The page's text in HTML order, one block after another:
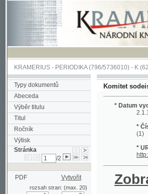
KRAMERIUS-PERIODIKA(796/5736010) -K(62/
Typy dokumentů
Abeceda
Výběr titulu
Titul
Ročník
Výtisk
Stránka
PDF Vytvořit
rozsah stran: (max. 20)
Komitet
* Datum vydání
2.1.1944
* Číslo
* URI: